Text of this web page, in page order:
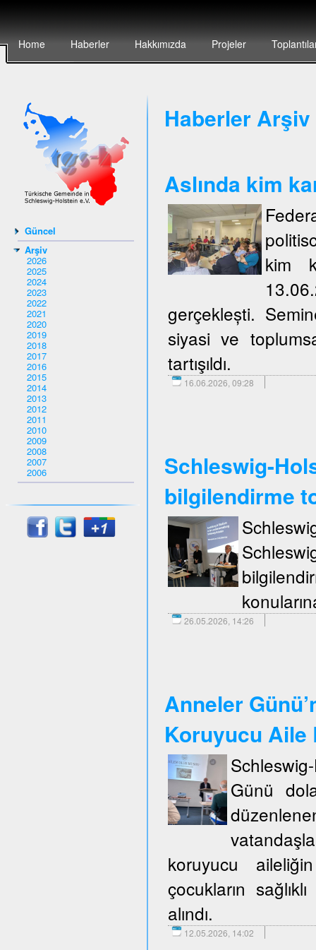
Home Haberler Hakkımızda Projeler
Güncel
Arşiv
2026
2025
2024
2023
2022
2021
2020
2019
2018
2017
2016
2015
2014
2013
2012
2011
2010
2009
2008
2007
2006
Haberler Arşiv
Aslında kim
kim
gerçeklești.
siyasi ve
tartışıldı.
16.06.2026, 09:28
Schleswig-
bilgilendirme
26.05.2026, 14:26
Anneler
Koruyucu Aile
Günü
koruyucu
çocukların
alındı.
12.05.2026, 14:02